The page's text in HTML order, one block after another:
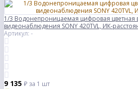
1/3 Водонепроницаемая цифровая цветная
видеонаблюдения SONY 420TVL, ИК-
Артикул: -
9 135 ₽ за 1 шт